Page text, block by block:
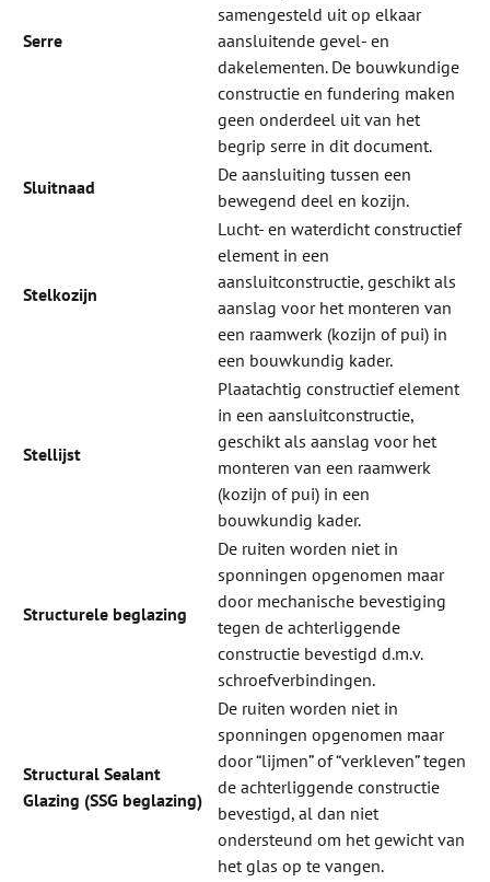
Serre
samengesteld uit op elkaar
aansluitende gevel- en
dakelementen. De bouwkundige
constructie en fundering maken
geen onderdeel uit van het
begrip serre in dit document.
Sluitnaad
De aansluiting tussen een
bewegend deel en kozijn.
Stelkozijn
Lucht- en waterdicht constructief
element in een
aansluitconstructie, geschikt als
aanslag voor het monteren van
een raamwerk (kozijn of pui) in
een bouwkundig kader.
Stellijst
Plaatachtig constructief element
in een aansluitconstructie,
geschikt als aanslag voor het
monteren van een raamwerk
(kozijn of pui) in een
bouwkundig kader.
Structurele beglazing
De ruiten worden niet in
sponningen opgenomen maar
door mechanische bevestiging
tegen de achterliggende
constructie bevestigd d.m.v.
schroefverbindingen.
Structural Sealant
Glazing (SSG beglazing)
De ruiten worden niet in
sponningen opgenomen maar
door “lijmen” of “verkleven” tegen
de achterliggende constructie
bevestigd, al dan niet
ondersteund om het gewicht van
het glas op te vangen.